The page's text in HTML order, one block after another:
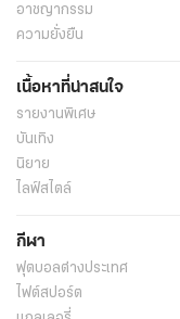
อาชญากรรม
ความยั่งยืน
เนื้อหาที่น่าสนใจ
รายงานพิเศษ
บันเทิง
นิยาย
ไลฟ์สไตล์
กีฬา
ฟุตบอลต่่างประเทศ
ไฟต์สปอร์ต